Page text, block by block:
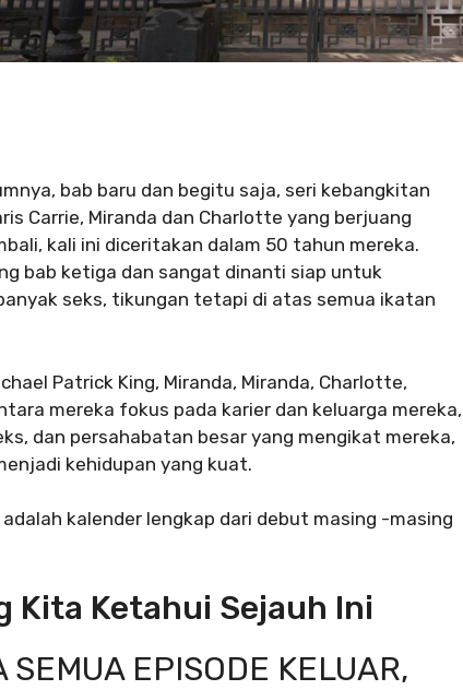
bab baru dan begitu saja, seri kebangkitan
Carrie, Miranda dan Charlotte yang berjuang
kali ini diceritakan dalam 50 tahun mereka.
bab ketiga dan sangat dinanti siap untuk
seks, tikungan tetapi di atas semua ikatan
Patrick King, Miranda, Miranda, Charlotte,
mereka fokus pada karier dan keluarga mereka,
dan persahabatan besar yang mengikat mereka,
kehidupan yang kuat.
kalender lengkap dari debut masing -masing
Kita Ketahui Sejauh Ini
EPISODE KELUAR,